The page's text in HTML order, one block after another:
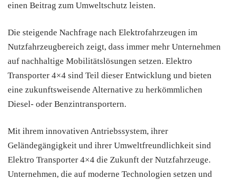
einen Beitrag zum Umweltschutz leisten.
Die steigende Nachfrage nach Elektrofahrzeugen im
Nutzfahrzeugbereich zeigt, dass immer mehr Unternehmen
auf nachhaltige Mobilitätslösungen setzen. Elektro
Transporter 4×4 sind Teil dieser Entwicklung und bieten
eine zukunftsweisende Alternative zu herkömmlichen
Diesel- oder Benzintransportern.
Mit ihrem innovativen Antriebssystem, ihrer
Geländegängigkeit und ihrer Umweltfreundlichkeit sind
Elektro Transporter 4×4 die Zukunft der Nutzfahrzeuge.
Unternehmen, die auf moderne Technologien setzen und